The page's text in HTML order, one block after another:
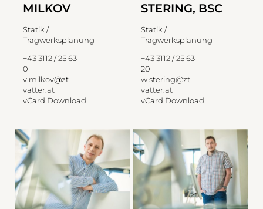
MILKOV
Statik /
Tragwerksplanung
+43 3112 / 25 63 -
0
v.milkov@zt-
vatter.at
vCard Download
STERING, BSC
Statik /
Tragwerksplanung
+43 3112 / 25 63 -
20
w.stering@zt-
vatter.at
vCard Download